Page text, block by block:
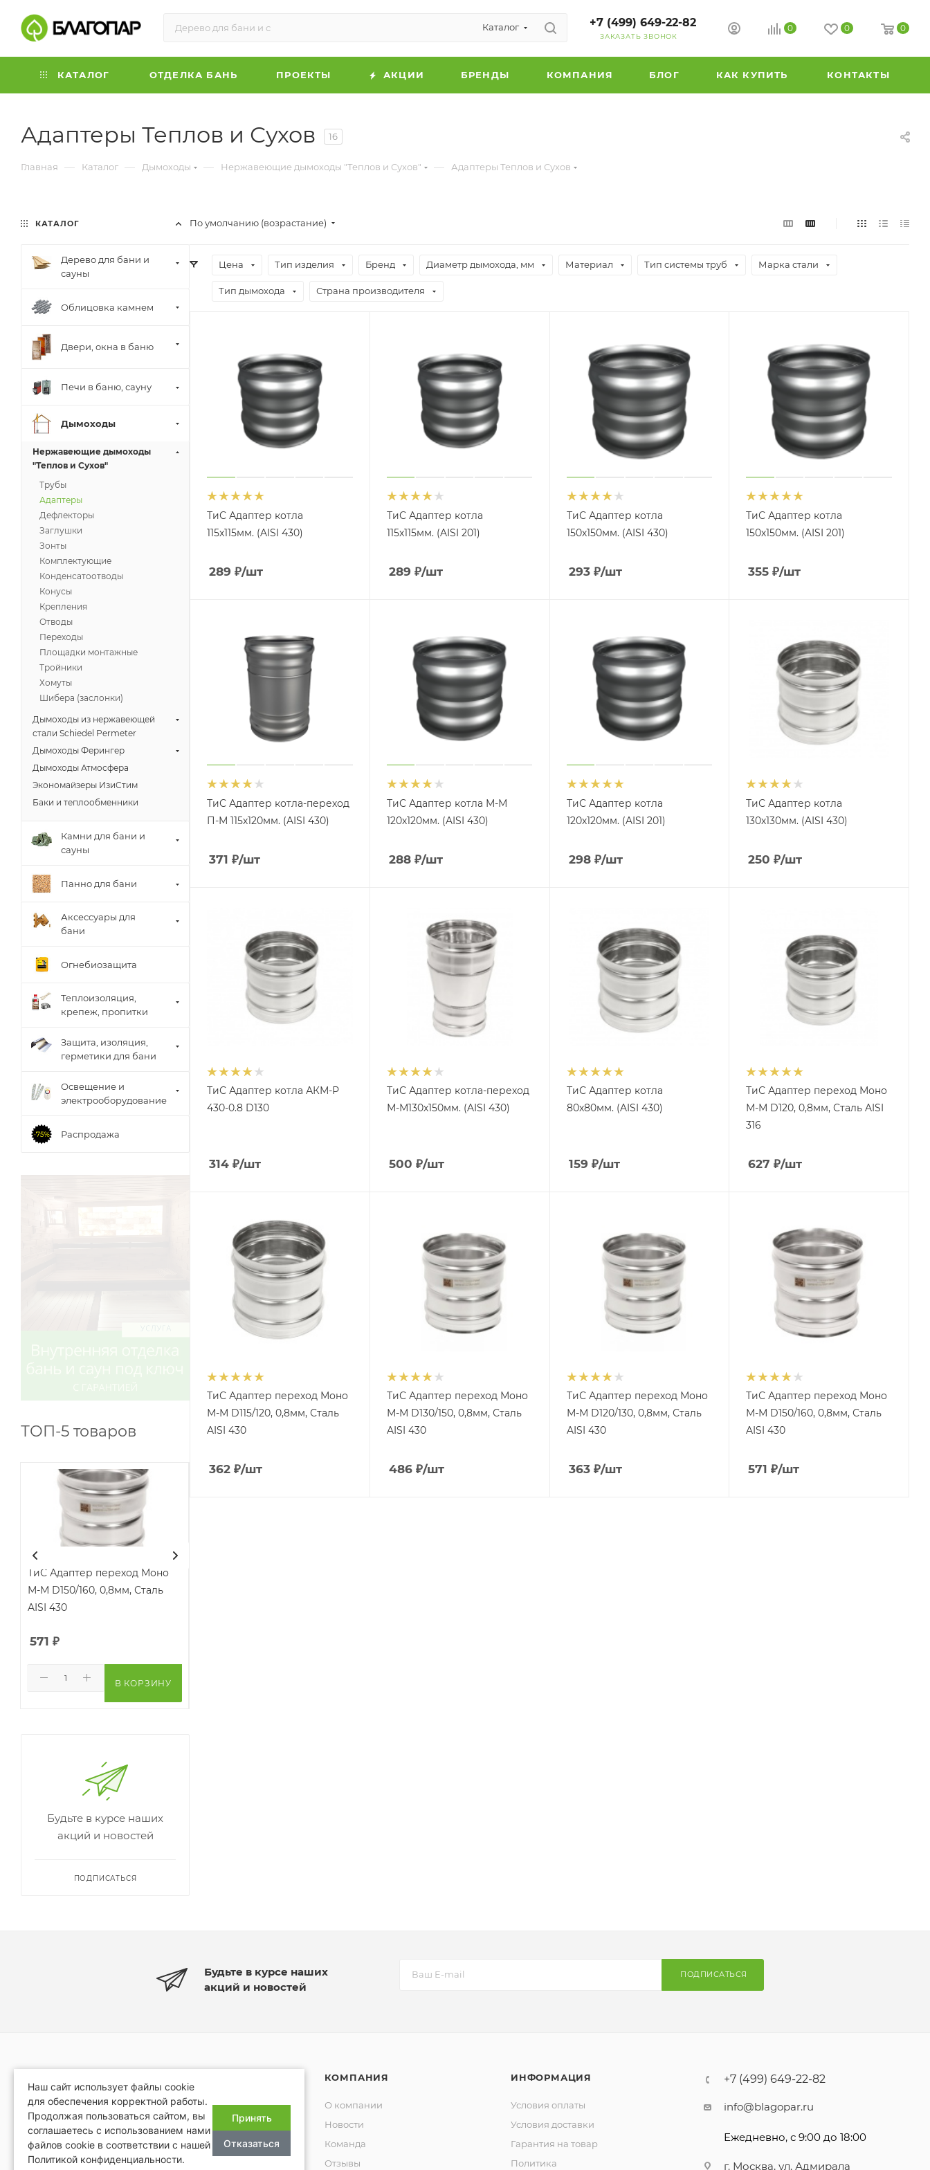
Каталог +7 (499) 649-22-82
ЗАКАЗАТЬ ЗВОНОК
0 0 0
КАТАЛОГ ОТДЕЛКА БАНЬ ПРОЕКТЫ АКЦИИ БРЕНДЫ КОМПАНИЯ БЛОГ КАК КУПИТЬ КОНТАКТЫ
Адаптеры Теплов и Сухов 16
Главная — Каталог — Дымоходы — Нержавеющие дымоходы "Теплов и Сухов" — Адаптеры Теплов и Сухов
По умолчанию (возрастание)
Цена Тип изделия Бренд Диаметр дымохода, мм Материал Тип системы труб Марка стали
Тип дымохода Страна производителя
ТиС Адаптер котла
115х115мм. (AISI 430)
289 ₽/шт
ТиС Адаптер котла
115х115мм. (AISI 201)
289 ₽/шт
ТиС Адаптер котла
150х150мм. (AISI 430)
293₽/шт
ТиС Адаптер котла
150х150мм. (AISI 201)
355 ₽/шт
ТиС Адаптер котла-переход
П-М 115х120мм. (AISI 430)
371 ₽/шт
ТиС Адаптер котла М-М
120х120мм. (AISI 430)
288₽/шт
ТиС Адаптер котла
120х120мм. (AISI 201)
298₽/шт
ТиС Адаптер котла
130х130мм. (AISI 430)
250 ₽/шт
ТиС Адаптер котла АКМ-Р
430-0.8 D130
314 ₽/шт
ТиС Адаптер котла-переход
М-М130х150мм. (AISI 430)
500 ₽/шт
ТиС Адаптер котла
80х80мм. (AISI 430)
159 ₽/шт
ТиС Адаптер переход Моно
М-М D120, 0,8мм, Сталь AISI
316
627 ₽/шт
ТиС Адаптер переход Моно
М-М D115/120, 0,8мм, Сталь
AISI 430
362 ₽/шт
ТиС Адаптер переход Моно
М-М D130/150, 0,8мм, Сталь
AISI 430
486₽/шт
ТиС Адаптер переход Моно
М-М D120/130, 0,8мм, Сталь
AISI 430
363₽/шт
ТиС Адаптер переход Моно
М-М D150/160, 0,8мм, Сталь
AISI 430
571 ₽/шт
КАТАЛОГ
Дерево для бани и
сауны
Облицовка камнем
Двери, окна в баню
Печи в баню, сауну
Дымоходы
Нержавеющие дымоходы
"Теплов и Сухов"
Трубы
Адаптеры
Дефлекторы
Заглушки
Зонты
Комплектующие
Конденсатоотводы
Конусы
Крепления
Отводы
Переходы
Площадки монтажные
Тройники
Хомуты
Шибера (заслонки)
Дымоходы из нержавеющей
стали Schiedel Permeter
Дымоходы Ферингер
Дымоходы Атмосфера
Экономайзеры ИзиСтим
Баки и теплообменники
Камни для бани и
сауны
Панно для бани
Аксессуары для
бани
Огнебиозащита
Теплоизоляция,
крепеж, пропитки
Защита, изоляция,
герметики для бани
Освещение и
электрооборудование
Распродажа
ТОП-5 товаров
ТиС Адаптер переход Моно
М-М D150/160, 0,8мм, Сталь
AISI 430
571 ₽
В КОРЗИНУ
Будьте в курсе наших
акций и новостей
ПОДПИСАТЬСЯ
Будьте в курсе наших
акций и новостей
ПОДПИСАТЬСЯ
Дерево для бани и сауны
Облицовка камнем
Двери, окна в баню
Печи в баню, сауну
ПРОЕКТЫ
АКЦИИ
БРЕНДЫ
КОМПАНИЯ
О компании
Новости
Команда
Отзывы
ИНФОРМАЦИЯ
Условия оплаты
Условия доставки
Гарантия на товар
Политика
+7 (499) 649-22-82
info@blagopar.ru
Ежедневно, с 9:00 до 18:00
г. Москва, ул. Адмирала
Наш сайт использует файлы cookie
для обеспечения корректной работы.
Продолжая пользоваться сайтом, вы
соглашаетесь с использованием нами
файлов cookie в соответствии с нашей
Политикой конфиденциальности.
Принять
Отказаться